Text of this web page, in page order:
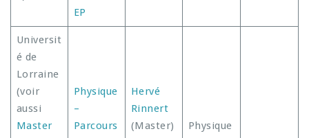
EP
Universit
é de
Lorraine
(voir
aussi
Master
Physique
–
Parcours
Hervé
Rinnert
(Master)
Physique